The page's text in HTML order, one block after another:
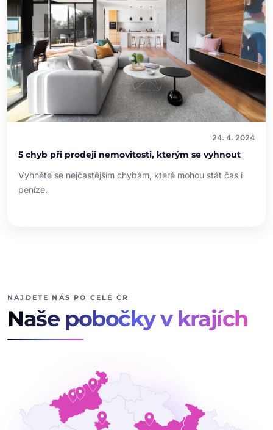
24. 4. 2024
5 chyb při prodeji nemovitosti, kterým se vyhnout
Vyhněte se nejčastějším chybám, které mohou stát čas i
peníze.
NAJDETE NÁS PO CELÉ ČR
Naše pobočky v krajích